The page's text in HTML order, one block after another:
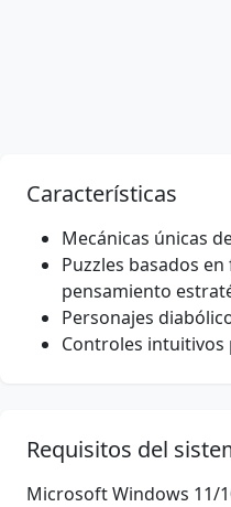
Características
Mecánicas únicas
Puzzles basados
pensamiento
Personajes
Controles intuitivos
Requisitos del
Microsoft Windows 11/